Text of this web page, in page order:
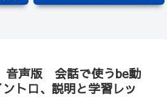
声版 会話で使うbe動
トロ、説明と学習レッ